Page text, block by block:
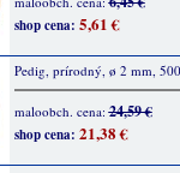
shop cena: 5,61 €
Pedig, prírodný, ø 2 mm,
maloobch. cena:24,59 €
shop cena: 21,38 €